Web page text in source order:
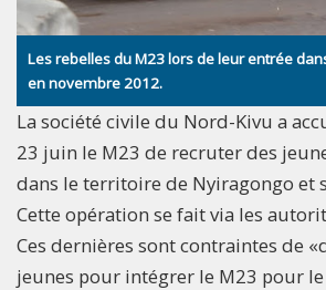
Les rebelles du M23 lors de leur entrée
en novembre 2012.
La société civile du Nord-Kivu a
23 juin le M23 de recruter des
dans le territoire de Nyiragongo et
Cette opération se fait via les
Ces dernières sont contraintes de
jeunes pour intégrer le M23 pour